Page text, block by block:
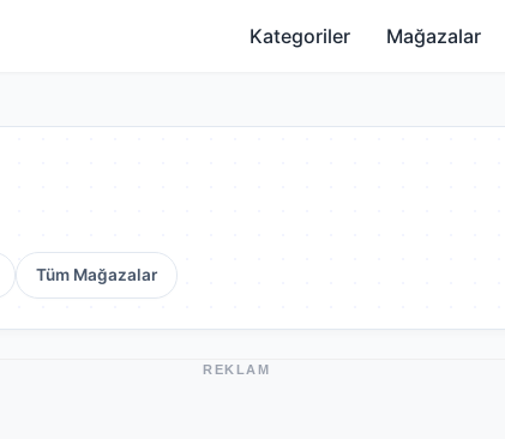
Kategoriler Mağazalar
Tüm Mağazalar
REKLAM